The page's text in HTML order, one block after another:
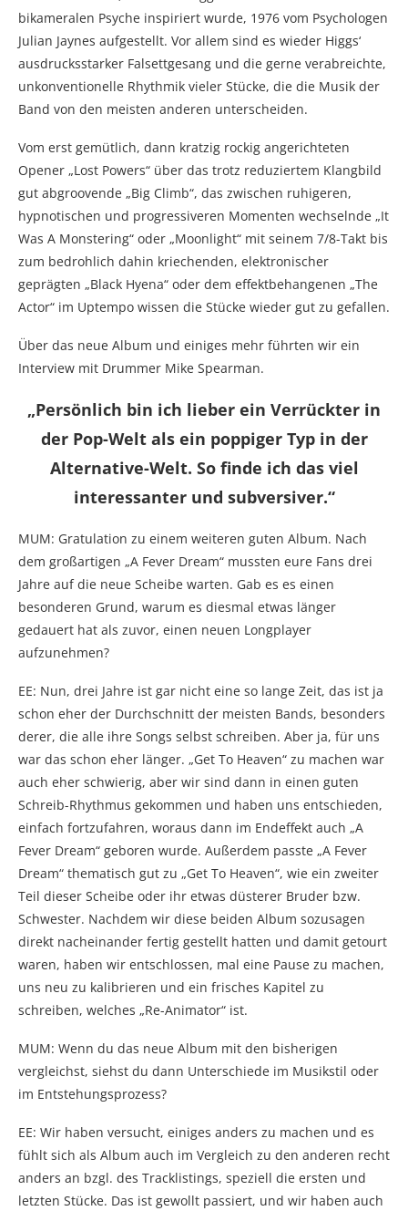
bikameralen Psyche inspiriert wurde, 1976 vom Psychologen
Julian Jaynes aufgestellt. Vor allem sind es wieder Higgs‘
ausdrucksstarker Falsettgesang und die gerne verabreichte,
unkonventionelle Rhythmik vieler Stücke, die die Musik der
Band von den meisten anderen unterscheiden.
Vom erst gemütlich, dann kratzig rockig angerichteten
Opener „Lost Powers“ über das trotz reduziertem Klangbild
gut abgroovende „Big Climb“, das zwischen ruhigeren,
hypnotischen und progressiveren Momenten wechselnde „It
Was A Monstering“ oder „Moonlight“ mit seinem 7/8-Takt bis
zum bedrohlich dahin kriechenden, elektronischer
geprägten „Black Hyena“ oder dem effektbehangenen „The
Actor“ im Uptempo wissen die Stücke wieder gut zu gefallen.
Über das neue Album und einiges mehr führten wir ein
Interview mit Drummer Mike Spearman.
„Persönlich bin ich lieber ein Verrückter in
der Pop-Welt als ein poppiger Typ in der
Alternative-Welt. So finde ich das viel
interessanter und subversiver.“
MUM: Gratulation zu einem weiteren guten Album. Nach
dem großartigen „A Fever Dream“ mussten eure Fans drei
Jahre auf die neue Scheibe warten. Gab es es einen
besonderen Grund, warum es diesmal etwas länger
gedauert hat als zuvor, einen neuen Longplayer
aufzunehmen?
EE: Nun, drei Jahre ist gar nicht eine so lange Zeit, das ist ja
schon eher der Durchschnitt der meisten Bands, besonders
derer, die alle ihre Songs selbst schreiben. Aber ja, für uns
war das schon eher länger. „Get To Heaven“ zu machen war
auch eher schwierig, aber wir sind dann in einen guten
Schreib-Rhythmus gekommen und haben uns entschieden,
einfach fortzufahren, woraus dann im Endeffekt auch „A
Fever Dream“ geboren wurde. Außerdem passte „A Fever
Dream“ thematisch gut zu „Get To Heaven“, wie ein zweiter
Teil dieser Scheibe oder ihr etwas düsterer Bruder bzw.
Schwester. Nachdem wir diese beiden Album sozusagen
direkt nacheinander fertig gestellt hatten und damit getourt
waren, haben wir entschlossen, mal eine Pause zu machen,
uns neu zu kalibrieren und ein frisches Kapitel zu
schreiben, welches „Re-Animator“ ist.
MUM: Wenn du das neue Album mit den bisherigen
vergleichst, siehst du dann Unterschiede im Musikstil oder
im Entstehungsprozess?
EE: Wir haben versucht, einiges anders zu machen und es
fühlt sich als Album auch im Vergleich zu den anderen recht
anders an bzgl. des Tracklistings, speziell die ersten und
letzten Stücke. Das ist gewollt passiert, und wir haben auch